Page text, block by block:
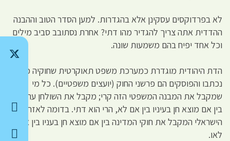
לא בפרדוקסים עסקינן אלא בהגדרות. למען הסדר הטוב וההבנה
ההדדית אתה צריך להגדיר מהו דתי? אחרת נסתובב סביב מילים
וכל אחד יפיח בהם משמעות שונה.
הדת היהודית מוגדרת כמערכת משפט תאוקרטית שחוקיה כבר
נכתבו והפוסקים הם פרשני החוק (יועצים משפטיים). כל מי
שמקבל את המבנה המשפטי הזה קרי; מקבל את השולחן ערוך,
בין אם מוצא חן בעיניו בין אם לא, הרי הוא דתי. בדומה לאזרח
הישראלי המקבל את חוקי המדינה בין אם מוצא חן בעניו בין אם
לאו.